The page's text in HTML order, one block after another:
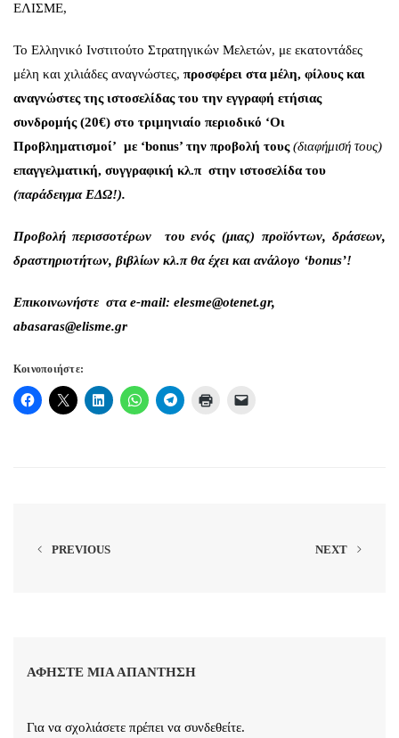
ΕΛΙΣΜΕ,
Το Ελληνικό Ινστιτούτο Στρατηγικών Μελετών, με εκατοντάδες
μέλη και χιλιάδες αναγνώστες, προσφέρει στα μέλη, φίλους και
αναγνώστες της ιστοσελίδας του την εγγραφή ετήσιας
συνδρομής (20€) στο τριμηνιαίο περιοδικό ‘Οι
Προβληματισμοί’ με ‘bonus’ την προβολή τους(διαφήμισή τους)
επαγγελματική, συγγραφική κλ.π στην ιστοσελίδα του
(παράδειγμα ΕΔΩ!).
Προβολή περισσοτέρων του ενός (μιας) προϊόντων, δράσεων,
δραστηριοτήτων, βιβλίων κλ.π θα έχει και ανάλογο ‘bonus’!
Eπικοινωνήστε σταe-mail: elesme@otenet.gr,
abasaras@elisme.gr
Κοινοποιήστε:
PREVIOUS NEXT
ΑΦΉΣΤΕ ΜΙΑ ΑΠΆΝΤΗΣΗ
Για να σχολιάσετε πρέπει να συνδεθείτε.